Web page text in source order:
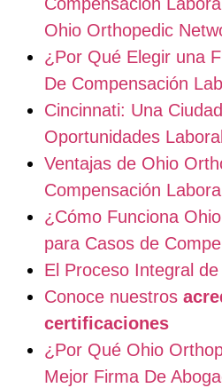
Ohio Orthopedic
¿Por Qué Elegir una
De Compensación
Cincinnati: Una
Oportunidades
Ventajas de Ohio
Compensación
¿Cómo Funciona
para Casos de
El Proceso Integral
Conoce nuestros
certificaciones
¿Por Qué Ohio
Mejor Firma De